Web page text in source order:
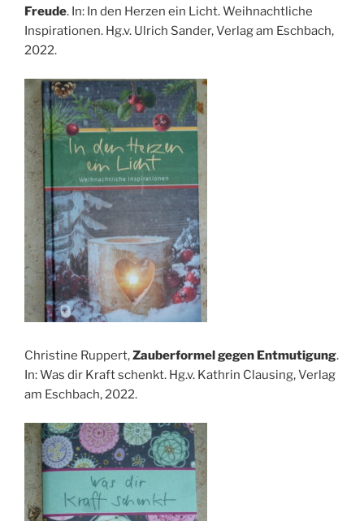
Freude. In: In den Herzen ein Licht. Weihnachtliche
Inspirationen. Hg.v. Ulrich Sander, Verlag am Eschbach,
2022.
Christine Ruppert,Zauberformel gegen Entmutigung.
In: Was dir Kraft schenkt. Hg.v. Kathrin Clausing, Verlag
am Eschbach, 2022.